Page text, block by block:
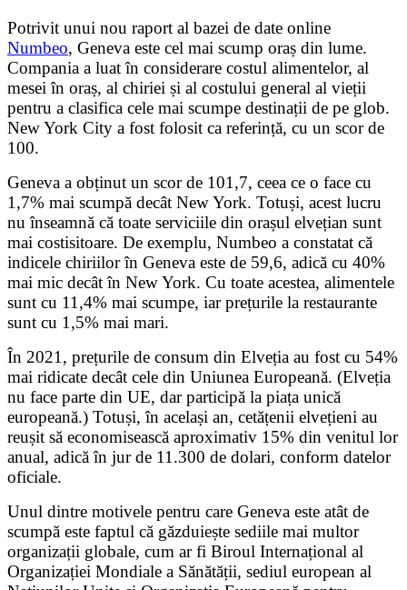
Potrivit unui nou raport al bazei de date online
Numbeo, Geneva este cel mai scump oraș din lume.
Compania a luat în considerare costul alimentelor, al
mesei în oraș, al chiriei și al costului general al vieții
pentru a clasifica cele mai scumpe destinații de pe glob.
New York City a fost folosit ca referință, cu un scor de
100.
Geneva a obținut un scor de 101,7, ceea ce o face cu
1,7% mai scumpă decât New York. Totuși, acest lucru
nu înseamnă că toate serviciile din orașul elvețian sunt
mai costisitoare. De exemplu, Numbeo a constatat că
indicele chiriilor în Geneva este de 59,6, adică cu 40%
mai mic decât în New York. Cu toate acestea, alimentele
sunt cu 11,4% mai scumpe, iar prețurile la restaurante
sunt cu 1,5% mai mari.
În 2021, prețurile de consum din Elveția au fost cu 54%
mai ridicate decât cele din Uniunea Europeană. (Elveția
nu face parte din UE, dar participă la piața unică
europeană.) Totuși, în același an, cetățenii elvețieni au
reușit să economisească aproximativ 15% din venitul lor
anual, adică în jur de 11.300 de dolari, conform datelor
oficiale.
Unul dintre motivele pentru care Geneva este atât de
scumpă este faptul că găzduiește sediile mai multor
organizații globale, cum ar fi Biroul Internațional al
Organizației Mondiale a Sănătății, sediul european al